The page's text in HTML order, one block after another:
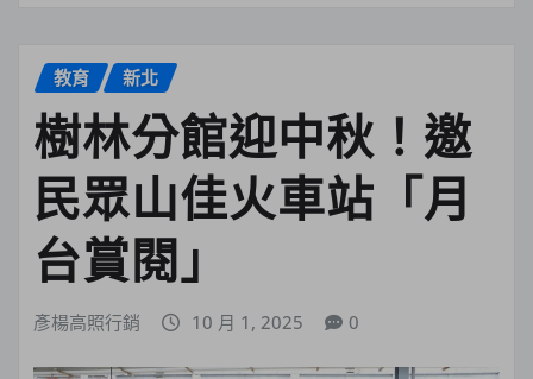
教育 新北
樹林分館迎中秋！邀
民眾山佳火車站「月
台賞閱」
彥楊高照行銷 10 月 1, 2025 0